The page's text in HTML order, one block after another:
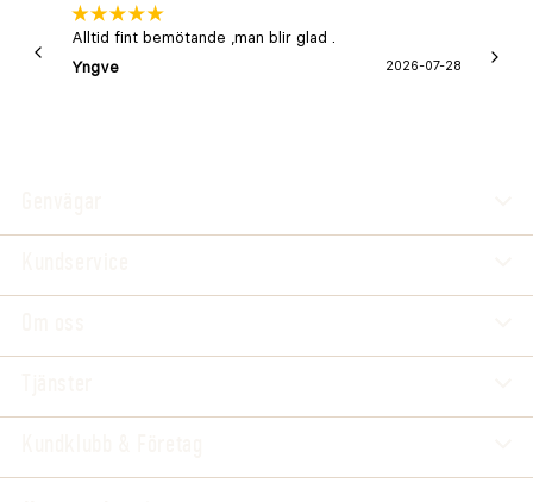
Alltid fint bemötande ,man blir glad .
Yngve
2026-07-28